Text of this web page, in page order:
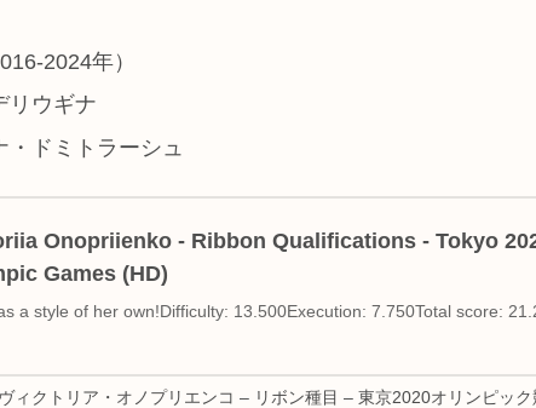
2024年）
リウギナ
ドミトラーシュ
Onopriienko - Ribbon Qualifications - Tokyo
Games (HD)
a style of her own!Difficulty: 13.500Execution: 7.750Total score:
ヴィクトリア・オノプリエンコ – リボン種目 – 東京2020オリンピッ